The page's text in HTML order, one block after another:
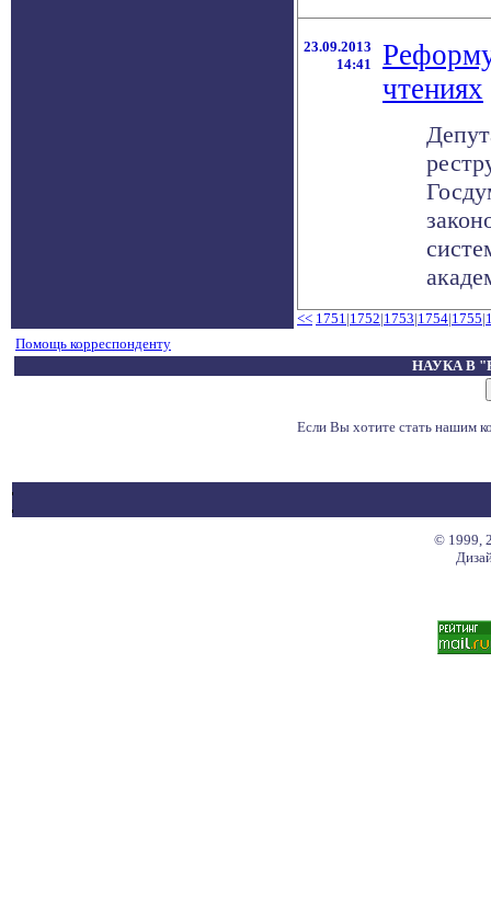
23.09.2013
14:41
чтениях
<< 1751|1752|1753|1754|1755|
Помощь корреспонденту
НАУКА В
Если Вы хотите стать нашим
© 1999,